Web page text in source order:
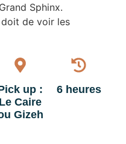
Sphinx.
de voir les
up :
Le Caire
Gizeh
6 heures